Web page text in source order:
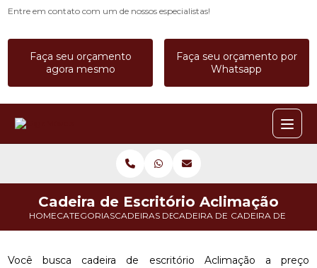
Entre em contato com um de nossos especialistas!
Faça seu orçamento
agora mesmo
Faça seu orçamento por
Whatsapp
HOMECATEGORIASCADEIRAS DE ESCRITORIOCADEIRA DE ESCRITORIO COM
CADEIRA DE
Cadeira de Escritório Aclimação
Você busca cadeira de escritório Aclimação a preço